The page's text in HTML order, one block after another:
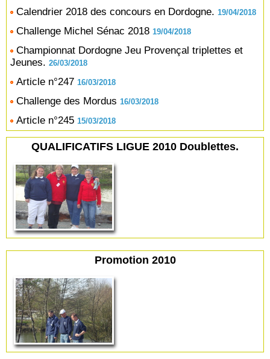
Calendrier 2018 des concours en Dordogne. 19/04/2018
Challenge Michel Sénac 2018 19/04/2018
Championnat Dordogne Jeu Provençal triplettes et
Jeunes. 26/03/2018
Article n°247 16/03/2018
Challenge des Mordus 16/03/2018
Article n°245 15/03/2018
QUALIFICATIFS LIGUE 2010 Doublettes.
Promotion 2010